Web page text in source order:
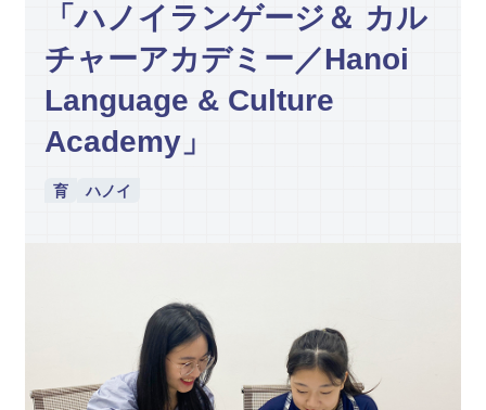
「ハノイランゲージ＆ カル
チャーアカデミー／Hanoi
Language & Culture
Academy」
育 ハノイ